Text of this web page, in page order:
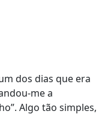
dos dias que era
me a
Algo tão simples,